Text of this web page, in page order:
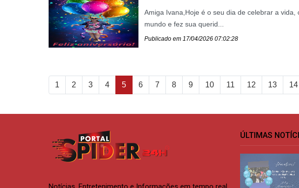
Amiga Ivana,Hoje é o seu dia de celebrar a
mundo e fez sua querid...
Publicado em 17/04/2026 07:02:28
1 2 3 4 5 6 7 8 9 10 11 12 13 14
ÚLTIMAS